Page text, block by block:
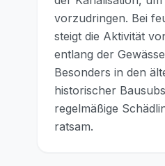
vorzudringen. Bei
steigt die Aktivität
entlang der
Besonders in den
historischer
regelmäßige
ratsam.